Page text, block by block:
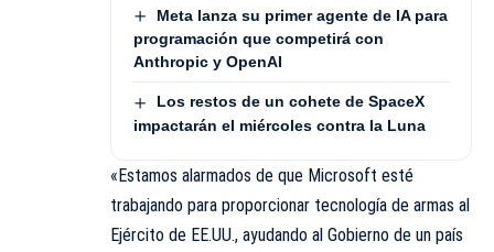
Meta lanza su primer agente de IA para
programación que competirá con
Anthropic y OpenAI
Los restos de un cohete de SpaceX
impactarán el miércoles contra la Luna
«Estamos alarmados de que Microsoft esté
trabajando para proporcionar tecnología de armas al
Ejército de EE.UU., ayudando al Gobierno de un país